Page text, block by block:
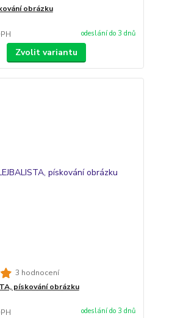
obrázku
odeslání do 3 dnů
Zvolit variantu
3 hodnocení
pískování obrázku
odeslání do 3 dnů